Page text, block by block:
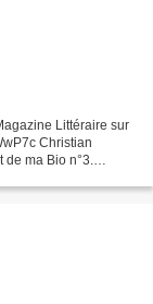
Littéraire sur
Christian
ma Bio n°3.